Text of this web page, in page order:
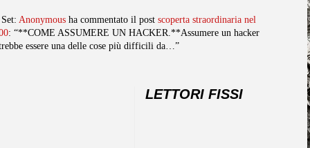
Anonymous ha commentato il post scoperta straordinaria nel
: “**COME ASSUMERE UN HACKER.**Assumere un hacker
essere una delle cose più difficili da…”
LETTORI FISSI